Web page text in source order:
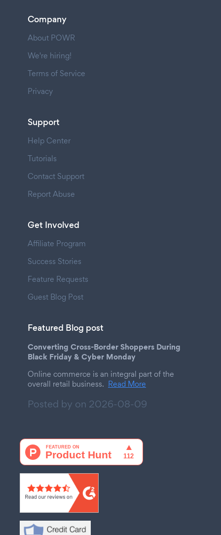
Company
About POWR
We're hiring!
Terms of Service
Privacy
Support
Help Center
Tutorials
Contact Support
Report Abuse
Get Involved
Affiliate Program
Success Stories
Feature Requests
Guest Blog Post
Featured Blog post
Converting Cross-Border Shoppers During
Black Friday & Cyber Monday
Online commerce is an integral part of the
overall retail business. Read More
Posted by on 2026-08-09